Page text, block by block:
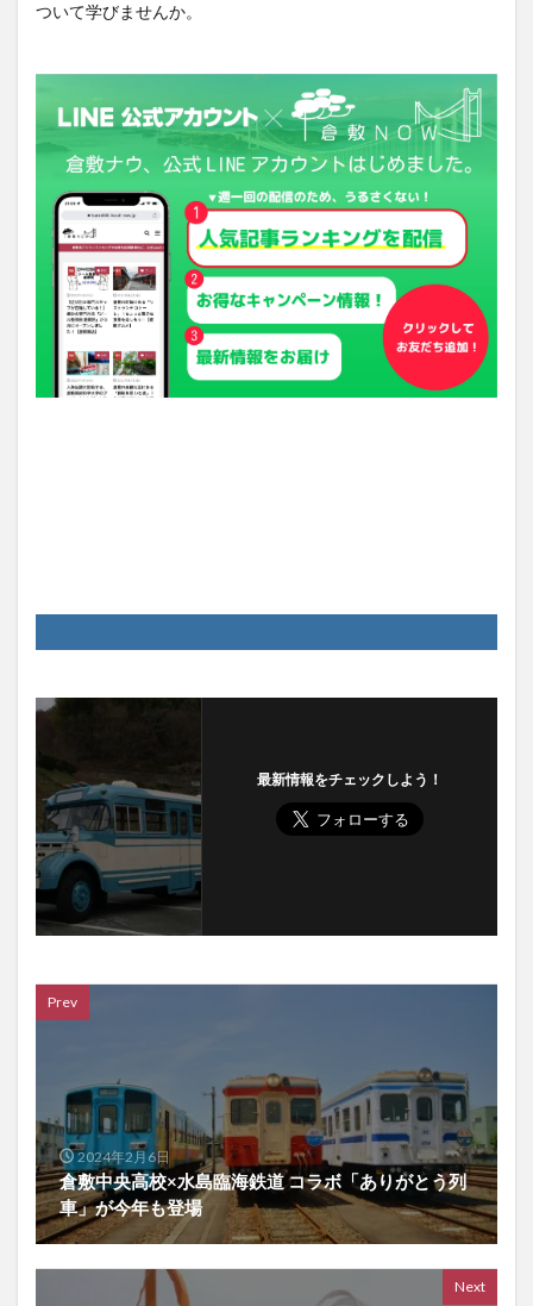
ついて学びませんか。
最新情報をチェックしよう！
Prev
2024年2月6日
倉敷中央高校×水島臨海鉄道 コラボ「ありがとう列
車」が今年も登場
Next